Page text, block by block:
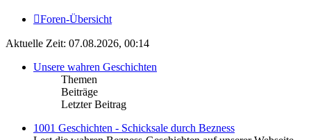
Foren-Übersicht
Aktuelle Zeit: 07.08.2026, 00:14
Unsere wahren Geschichten
Themen
Beiträge
Letzter Beitrag
1001 Geschichten - Schicksale durch Bezness